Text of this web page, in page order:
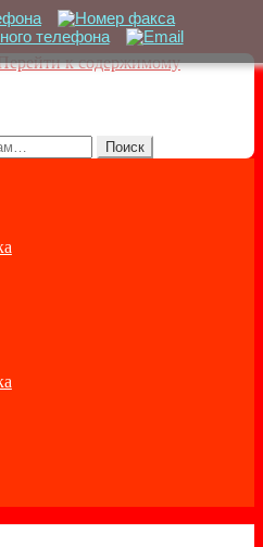
к содержимому
Поиск